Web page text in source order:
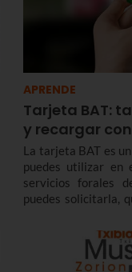
APRENDE
Tarjeta BAT:
y recargar
La tarjeta BAT es
puedes utilizar en
servicios forales
puedes solicitarla,
teléfono móvil.